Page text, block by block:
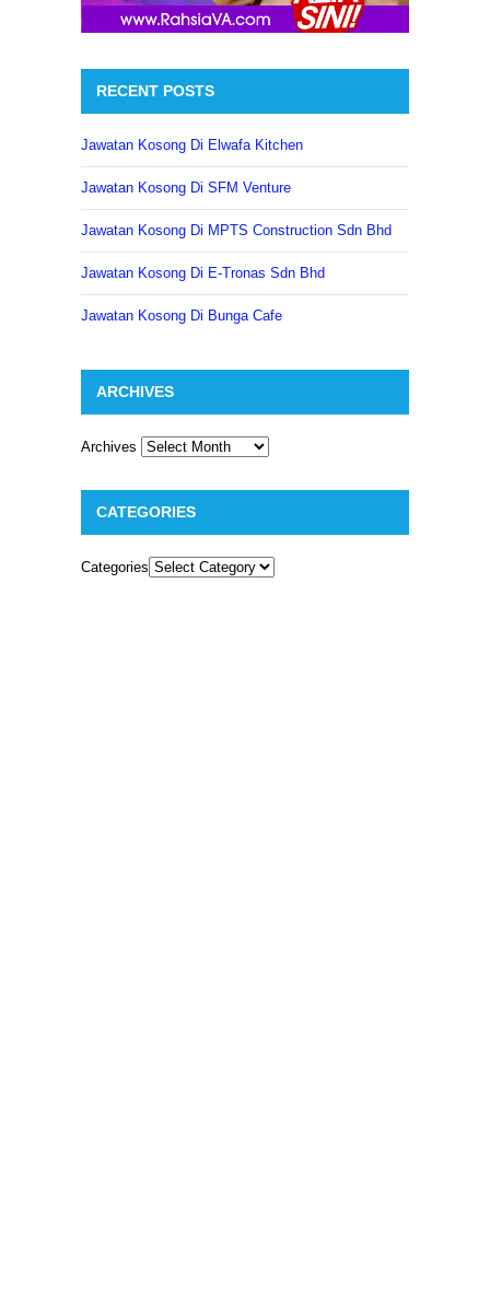
RECENT POSTS
Jawatan Kosong Di Elwafa Kitchen
Jawatan Kosong Di SFM Venture
Jawatan Kosong Di MPTS Construction Sdn Bhd
Jawatan Kosong Di E-Tronas Sdn Bhd
Jawatan Kosong Di Bunga Cafe
ARCHIVES
Archives
CATEGORIES
Categories